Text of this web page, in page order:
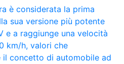
è considerata la prima
sua versione più potente
e a raggiunge una velocità
km/h, valori che
concetto di automobile ad